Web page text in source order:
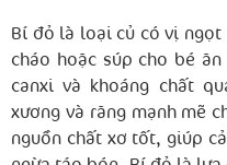
Bí đỏ là loại củ có vị ngọt
cháo hoặc súp cho bé
canxi và khoáng chất
xương và răng mạnh mẽ
nguồn chất xơ tốt, giúp